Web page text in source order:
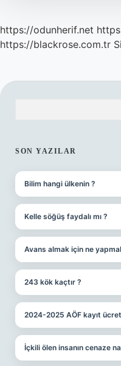
https://odunherif.net
https://blackrose.com.tr
SON YAZILAR
Bilim hangi ülkenin ?
Kelle söğüş faydalı mı ?
Avans almak için ne
243 kök kaçtır ?
2024-2025 AÖF kayıt
İçkili ölen insanın cenaze